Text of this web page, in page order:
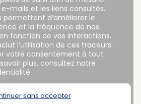
sans accepter
e-mails et les liens consultés.
permettent d’améliorer le
et la fréquence de nos
fonction de vos interactions.
l’utilisation de ces traceurs.
votre consentement à tout
plus, consultez notre